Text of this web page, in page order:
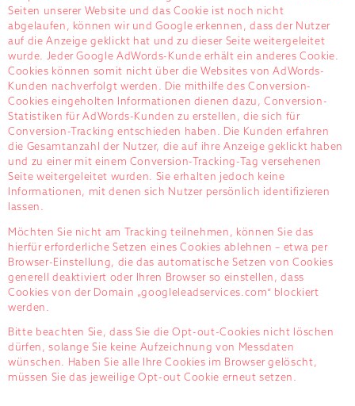
Seiten unserer Website und das Cookie ist noch nicht
abgelaufen, können wir und Google erkennen, dass der Nutzer
auf die Anzeige geklickt hat und zu dieser Seite weitergeleitet
wurde. Jeder Google AdWords-Kunde erhält ein anderes Cookie.
Cookies können somit nicht über die Websites von AdWords-
Kunden nachverfolgt werden. Die mithilfe des Conversion-
Cookies eingeholten Informationen dienen dazu, Conversion-
Statistiken für AdWords-Kunden zu erstellen, die sich für
Conversion-Tracking entschieden haben. Die Kunden erfahren
die Gesamtanzahl der Nutzer, die auf ihre Anzeige geklickt haben
und zu einer mit einem Conversion-Tracking-Tag versehenen
Seite weitergeleitet wurden. Sie erhalten jedoch keine
Informationen, mit denen sich Nutzer persönlich identifizieren
lassen.
Möchten Sie nicht am Tracking teilnehmen, können Sie das
hierfür erforderliche Setzen eines Cookies ablehnen – etwa per
Browser-Einstellung, die das automatische Setzen von Cookies
generell deaktiviert oder Ihren Browser so einstellen, dass
Cookies von der Domain „googleleadservices.com“ blockiert
werden.
Bitte beachten Sie, dass Sie die Opt-out-Cookies nicht löschen
dürfen, solange Sie keine Aufzeichnung von Messdaten
wünschen. Haben Sie alle Ihre Cookies im Browser gelöscht,
müssen Sie das jeweilige Opt-out Cookie erneut setzen.